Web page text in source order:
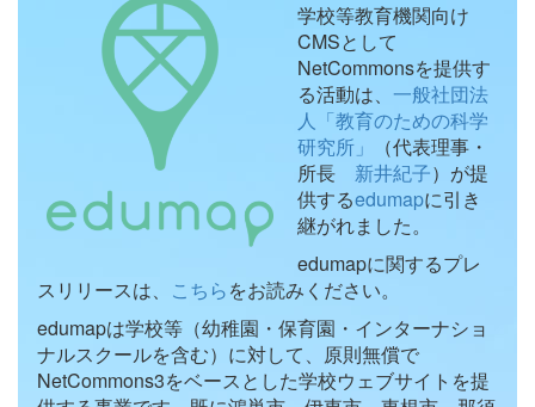
学校等教育機関向け
CMSとして
NetCommonsを提供す
る活動は、 一般社団法
人「教育のための科学
研究所」
（代表理事・
所長 新井紀子）が提
供するedumapに引き
継がれました。
edumapに関するプレ
スリリースは、 こちらをお読みください。
edumapは学校等（幼稚園・保育園・インターナショ
ナルスクールを含む）に対して、原則無償で
NetCommons3をベースとした学校ウェブサイトを提